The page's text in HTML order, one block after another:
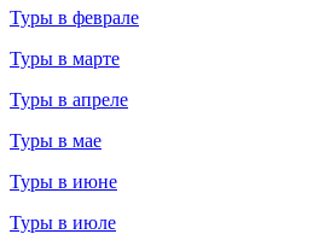
Туры в феврале
Туры в марте
Туры в апреле
Туры в мае
Туры в июне
Туры в июле